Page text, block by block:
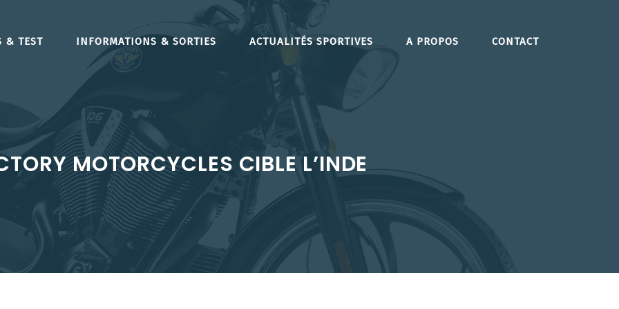
& TEST INFORMATIONS & SORTIES ACTUALITÉS SPORTIVES A PROPOS CONTACT
MOTORCYCLES CIBLE L’INDE